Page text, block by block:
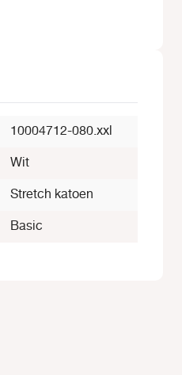
10004712-080.xxl
Wit
Stretch katoen
Basic